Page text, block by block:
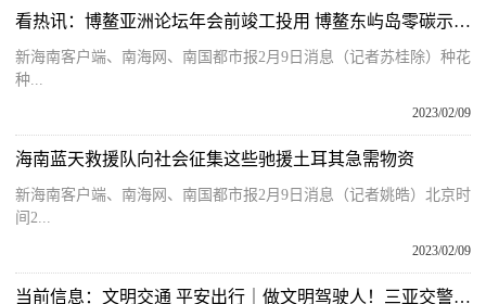
看热讯：博鳌亚洲论坛年会前竣工投用 博鳌东屿岛零碳示范区项目“赶工忙”
新海南客户端、南海网、南国都市报2月9日消息（记者苏桂除）种花
种...
2023/02/09
海南蓝天救援队向社会征集这些驰援土耳其急需物资
新海南客户端、南海网、南国都市报2月9日消息（记者姚皓）北京时
间2...
2023/02/09
当前信息：文明交通 平安出行｜做文明驾驶人！三亚交警持续开展两轮电动车交通违法劝导整治行动